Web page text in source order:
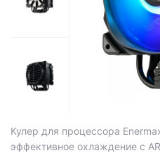
Кулер для процессора
эффективное охлаждение с